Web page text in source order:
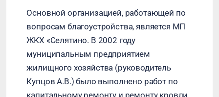
Основной организацией, работающей по
вопросам благоустройства, является МП
ЖКХ «Селятино. В 2002 году
муниципальным предприятием
жилищного хозяйства (руководитель
Купцов А.В.) было выполнено работ по